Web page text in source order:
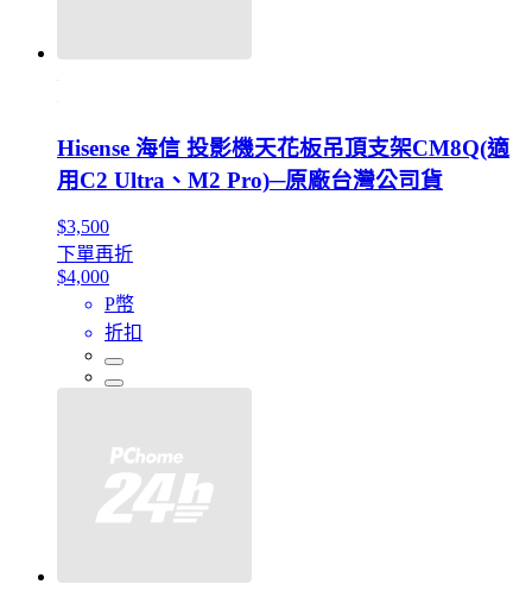
Hisense 海信 投影機天花板吊頂支架CM8Q(適
用C2 Ultra、M2 Pro)─原廠台灣公司貨
$3,500
下單再折
$4,000
P幣
折扣